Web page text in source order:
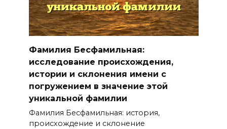
Фамилия Бесфамильная:
исследование происхождения,
истории и склонения имени с
погружением в значение этой
уникальной фамилии
Фамилия Бесфамильная: история,
происхождение и склонение